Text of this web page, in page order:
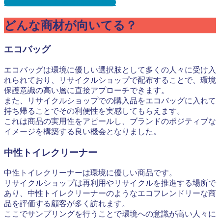
【Q&A】よくある質問はこちら
どんな商材が向いてる？
エコバッグ
エコバッグは環境に優しい選択肢として多くの人々に受け入
れられており、リサイクルショップで配布することで、環境
保護意識の高い層に直接アプローチできます。
また、リサイクルショップでの購入品をエコバッグに入れて
持ち帰ることでその利便性を実感してもらえます。
これは商品の実用性をアピールし、ブランドのポジティブな
イメージを構築する良い機会となりました。
中性トイレクリーナー
中性トイレクリーナーは環境に優しい商品です。
リサイクルショップは再利用やリサイクルを推進する場所で
あり、中性トイレクリーナーのようなエコフレンドリーな商
品を評価する顧客が多く訪れます。
ここでサンプリングを行うことで環境への意識が高い人々に